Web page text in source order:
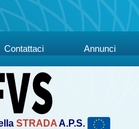
Contattaci Annunci
STRADAA.P.S.